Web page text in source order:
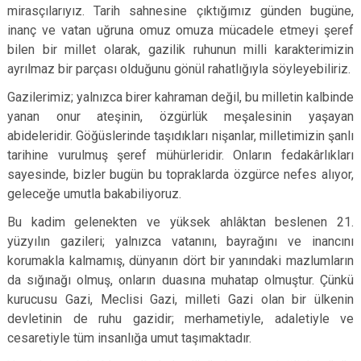
mirasçılarıyız. Tarih sahnesine çıktığımız günden bugüne,
inanç ve vatan uğruna omuz omuza mücadele etmeyi şeref
bilen bir millet olarak, gazilik ruhunun milli karakterimizin
ayrılmaz bir parçası olduğunu gönül rahatlığıyla söyleyebiliriz.
Gazilerimiz; yalnızca birer kahraman değil, bu milletin kalbinde
yanan onur ateşinin, özgürlük meşalesinin yaşayan
abideleridir. Göğüslerinde taşıdıkları nişanlar, milletimizin şanlı
tarihine vurulmuş şeref mühürleridir. Onların fedakârlıkları
sayesinde, bizler bugün bu topraklarda özgürce nefes alıyor,
geleceğe umutla bakabiliyoruz.
Bu kadim gelenekten ve yüksek ahlâktan beslenen 21.
yüzyılın gazileri; yalnızca vatanını, bayrağını ve inancını
korumakla kalmamış, dünyanın dört bir yanındaki mazlumların
da sığınağı olmuş, onların duasına muhatap olmuştur. Çünkü
kurucusu Gazi, Meclisi Gazi, milleti Gazi olan bir ülkenin
devletinin de ruhu gazidir; merhametiyle, adaletiyle ve
cesaretiyle tüm insanlığa umut taşımaktadır.